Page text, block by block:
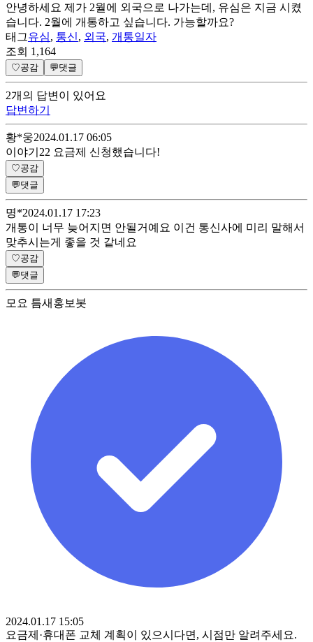
안녕하세요 제가 2월에 외국으로 나가는데, 유심은 지금 시켰
습니다. 2월에 개통하고 싶습니다. 가능할까요?
태그유심, 통신, 외국, 개통일자
조회 1,164
♡공감 💬댓글
2개 의 답변이 있어요
답변하기
황*웅2024.01.17 06:05
이야기22 요금제 신청했습니다!
♡공감
💬댓글
명*̈2024.01.17 17:23
개통이 너무 늦어지면 안될거예요 이건 통신사에 미리 말해서
맞추시는게 좋을 것 같네요
♡공감
💬댓글
모요 틈새홍보봇
2024.01.17 15:05
요금제·휴대폰 교체 계획이 있으시다면, 시점만 알려주세요.